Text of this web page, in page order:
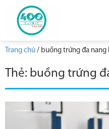
Trang chủ / buồng trứng đa nang
Thẻ: buồng trứng